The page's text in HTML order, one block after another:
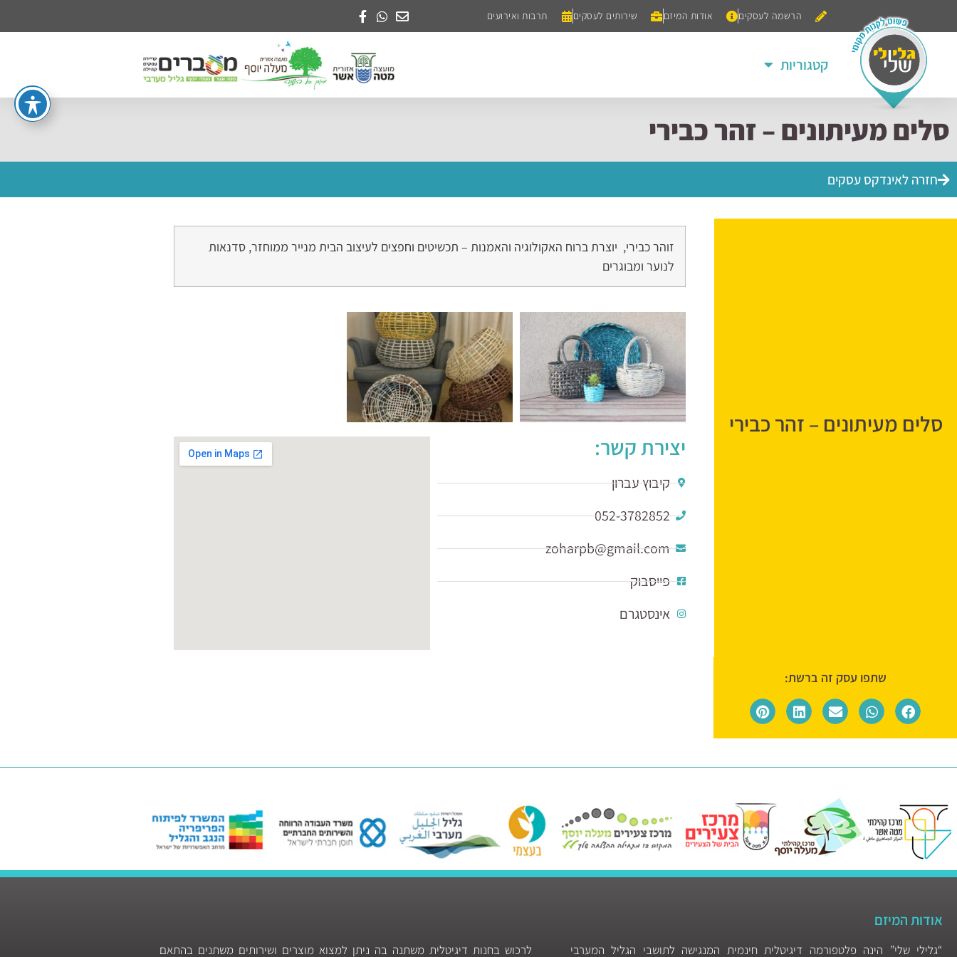
הרשמה לעסקים אודות המיזם שירותים לעסקים תרבות ואירועים
קטגוריות
סלים מעיתונים – זהר כבירי
חזרה לאינדקס עסקים
סלים מעיתונים – זהר כבירי
זוהר כבירי, יוצרת ברוח האקולוגיה והאמנות – תכשיטים וחפצים לעיצוב הבית מנייר ממוחזר, סדנאות
לנוער ומבוגרים
יצירת קשר:
קיבוץ עברון
052-3782852
‏‪zoharpb@gmail.com‬‏
פייסבוק
אינסטגרם
שתפו עסק זה ברשת:
אודות המיזם
“גלילי שלי” הינה פלטפורמה דיגיטלית חינמית המנגישה לתושבי הגליל המערבי לרכוש בחנות דיגיטלית משתנה בה ניתן למצוא מוצרים ושירותים משתנים בהתאם